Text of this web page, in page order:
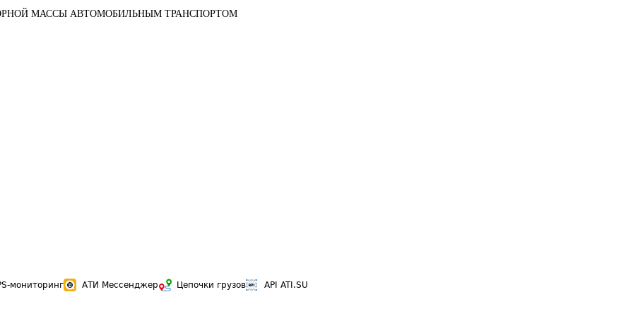
МАССЫ АВТОМОБИЛЬНЫМ ТРАНСПОРТОМ
мониторинг АТИ Мессенджер Цепочки грузов API ATI.SU